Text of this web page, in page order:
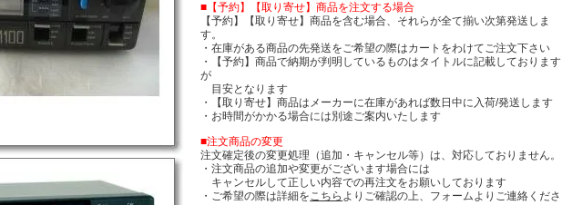
■【予約】【取り寄せ】商品を注文する場合
【予約】【取り寄せ】商品を含む場合、それらが全て揃い次第発送しま
す。
・在庫がある商品の先発送をご希望の際はカートをわけてご注文下さい
・【予約】商品で納期が判明しているものはタイトルに記載しております
が
目安となります
・【取り寄せ】商品はメーカーに在庫があれば数日中に入荷/発送します
・お時間がかかる場合には別途ご案内いたします
■注文商品の変更
注文確定後の変更処理（追加・キャンセル等）は、対応しておりません。
・注文商品の追加や変更がございます場合には
キャンセルして正しい内容での再注文をお願いしております
・ご希望の際は詳細を こちら よりご確認の上、フォームよりご連絡くださ